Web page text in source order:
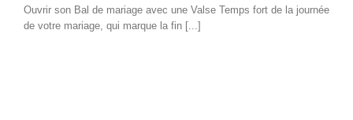
Ouvrir son Bal de mariage avec une Valse Temps fort de la journée
de votre mariage, qui marque la fin [...]